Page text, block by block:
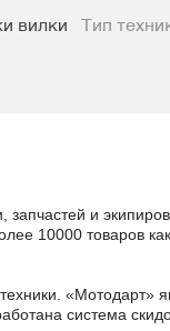
вилки Тип
и
10000 товаров
система